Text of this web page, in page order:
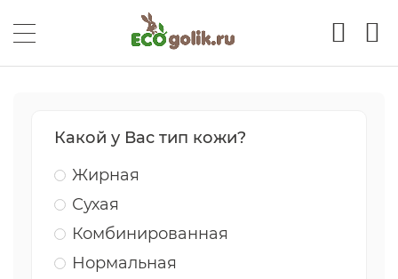
Какой у Вас тип кожи?
Жирная
Сухая
Комбинированная
Нормальная